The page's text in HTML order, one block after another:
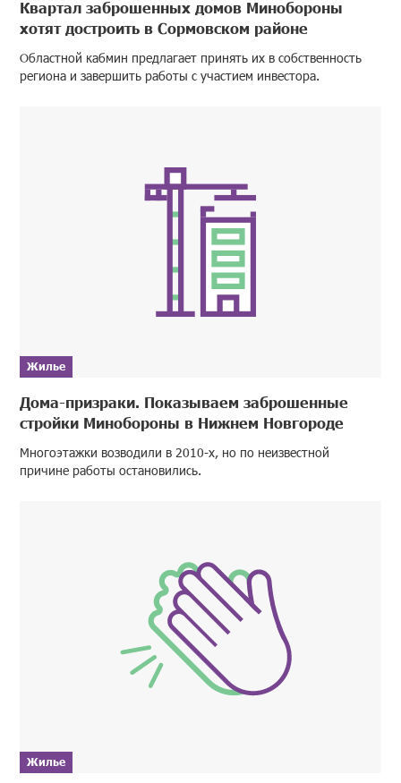
Квартал заброшенных домов Минобороны
хотят достроить в Сормовском районе
Областной кабмин предлагает принять их в собственность
региона и завершить работы с участием инвестора.
Жилье
Дома-призраки. Показываем заброшенные
стройки Минобороны в Нижнем Новгороде
Многоэтажки возводили в 2010-х, но по неизвестной
причине работы остановились.
Жилье